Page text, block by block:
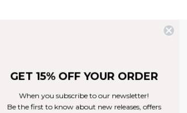
GET 15% OFF YOUR ORDER
When you subscribe to our newsletter!
Be the first to know about new releases, offers